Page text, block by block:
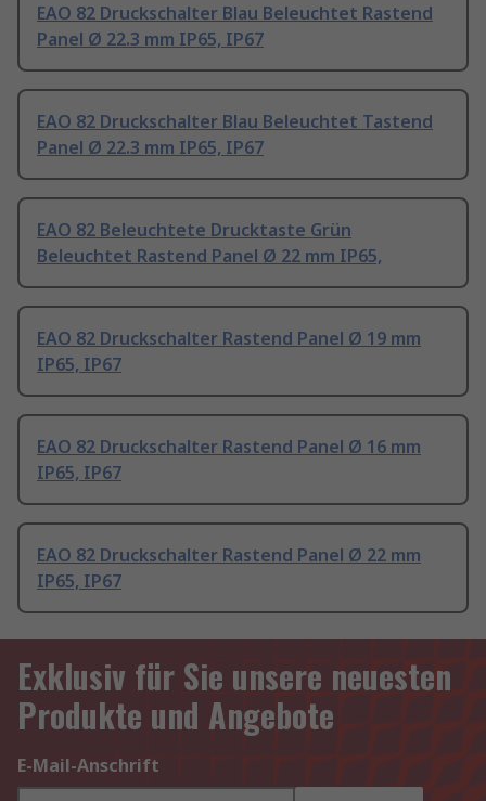
EAO 82 Druckschalter Blau Beleuchtet Rastend
Panel Ø 22.3 mm IP65, IP67
EAO 82 Druckschalter Blau Beleuchtet Tastend
Panel Ø 22.3 mm IP65, IP67
EAO 82 Beleuchtete Drucktaste Grün
Beleuchtet Rastend Panel Ø 22 mm IP65,
EAO 82 Druckschalter Rastend Panel Ø 19 mm
IP65, IP67
EAO 82 Druckschalter Rastend Panel Ø 16 mm
IP65, IP67
EAO 82 Druckschalter Rastend Panel Ø 22 mm
IP65, IP67
Exklusiv für Sie unsere neuesten
Produkte und Angebote
E-Mail-Anschrift